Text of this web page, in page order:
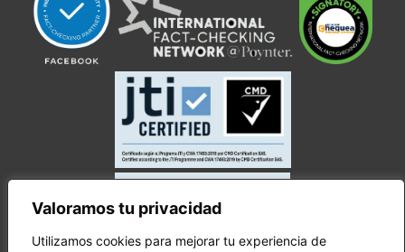
Valoramos tu privacidad
Utilizamos cookies para mejorar tu experiencia de